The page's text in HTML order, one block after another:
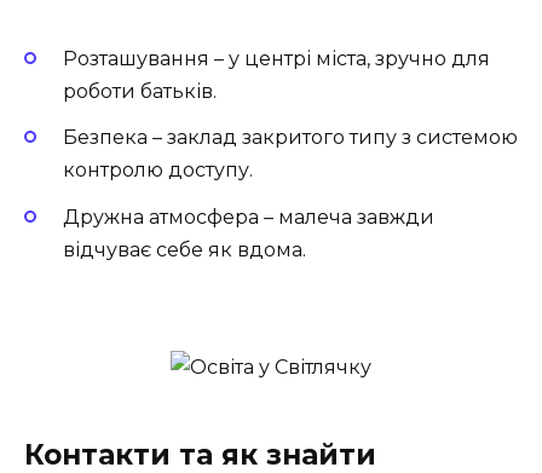
Розташування – у центрі міста, зручно для
роботи батьків.
Безпека – заклад закритого типу з системою
контролю доступу.
Дружна атмосфера – малеча завжди
відчуває себе як вдома.
Контакти та як знайти